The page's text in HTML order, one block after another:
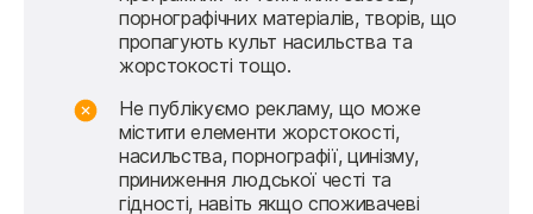
порнографічних матеріалів, творів, що
пропагують культ насильства та
жорстокості тощо.
Не публікуємо рекламу, що може
містити елементи жорстокості,
насильства, порнографії, цинізму,
приниження людської честі та
гідності, навіть якщо споживачеві